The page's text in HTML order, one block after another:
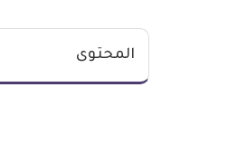
المحتوى